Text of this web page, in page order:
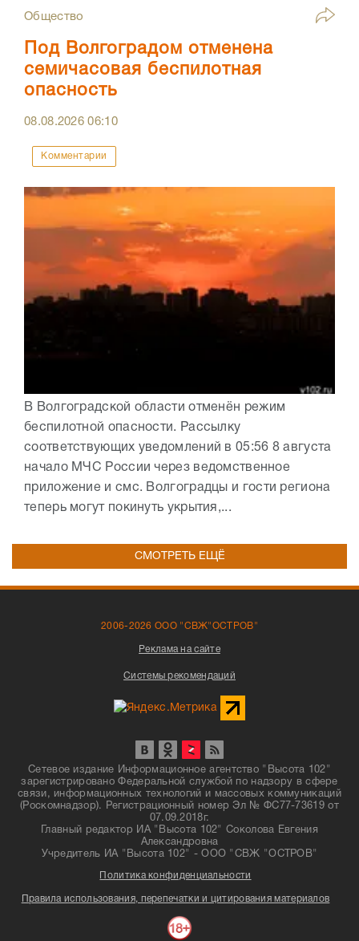
Общество
Под Волгоградом отменена
семичасовая беспилотная
опасность
08.08.202606:10
Комментарии
В Волгоградской области отменён режим
беспилотной опасности. Рассылку
соответствующих уведомлений в 05:56 8 августа
начало МЧС России через ведомственное
приложение и смс. Волгоградцы и гости региона
теперь могут покинуть укрытия,...
СМОТРЕТЬ ЕЩЁ
2006-2026 ООО "СВЖ"ОСТРОВ"
Реклама на сайте
Системы рекомендаций
Сетевое издание Информационное агентство "Высота 102"
зарегистрировано Федеральной службой по надзору в сфере
связи, информационных технологий и массовых коммуникаций
(Роскомнадзор). Регистрационный номер Эл № ФС77-73619 от
07.09.2018г.
Главный редактор ИА "Высота 102" Соколова Евгения
Александровна
Учредитель ИА "Высота 102" - ООО "СВЖ "ОСТРОВ"
Политика конфиденциальности
Правила использования, перепечатки и цитирования материалов